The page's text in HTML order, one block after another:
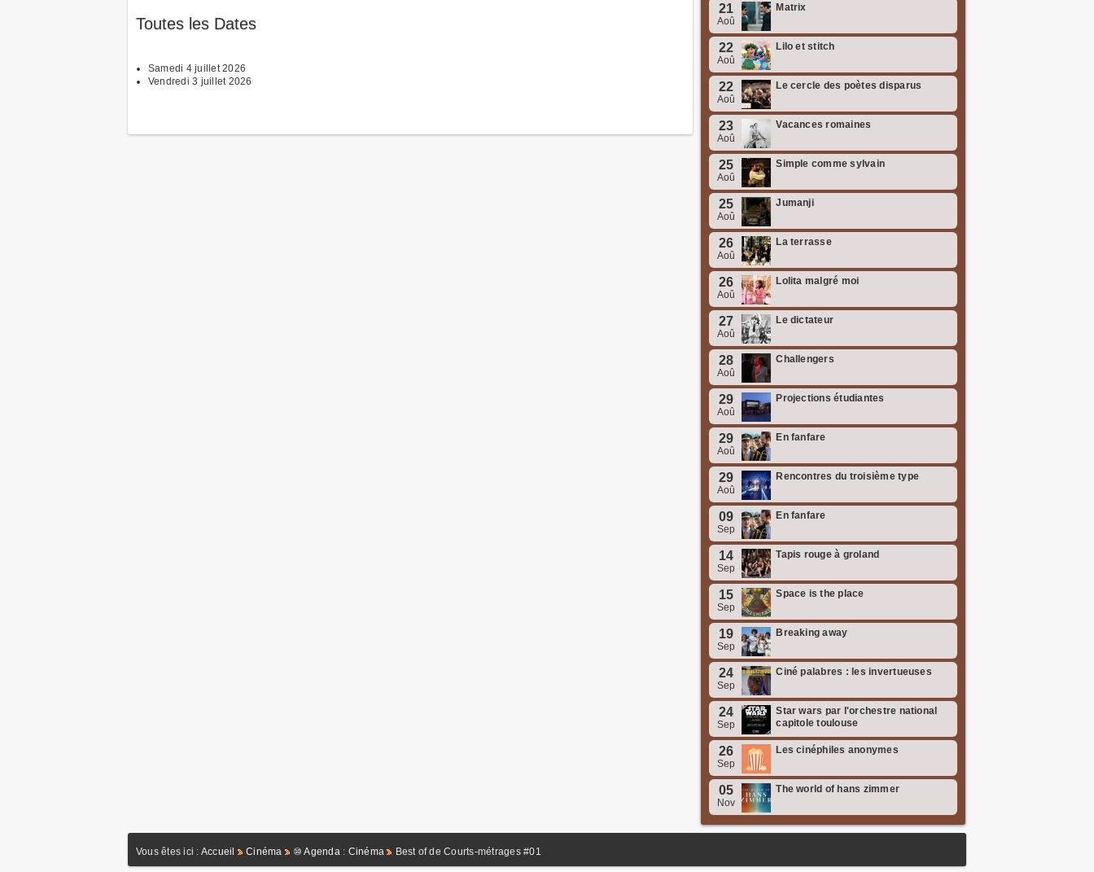
Toutes les Dates
Samedi 4 juillet 2026
Vendredi 3 juillet 2026
21
Aoû
Matrix
22
Aoû
Lilo et stitch
22
Aoû
Le cercle des poètes disparus
23
Aoû
Vacances romaines
25
Aoû
Simple comme sylvain
25
Aoû
Jumanji
26
Aoû
La terrasse
26
Aoû
Lolita malgré moi
27
Aoû
Le dictateur
28
Aoû
Challengers
29
Aoû
Projections étudiantes
29
Aoû
En fanfare
29
Aoû
Rencontres du troisième type
09
Sep
En fanfare
14
Sep
Tapis rouge à groland
15
Sep
Space is the place
19
Sep
Breaking away
24
Sep
Ciné palabres : les invertueuses
24
Sep
Star wars par l'orchestre national
capitole toulouse
26
Sep
Les cinéphiles anonymes
05
Nov
The world of hans zimmer
Vous êtes ici : Accueil Cinéma ⑩ Agenda : Cinéma Best of de Courts-métrages #01